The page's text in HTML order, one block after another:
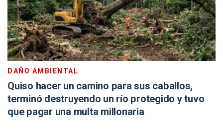
DAÑO AMBIENTAL
Quiso hacer un camino para sus caballos,
terminó destruyendo un río protegido y tuvo
que pagar una multa millonaria